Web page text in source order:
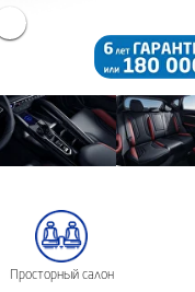
Просторный салон